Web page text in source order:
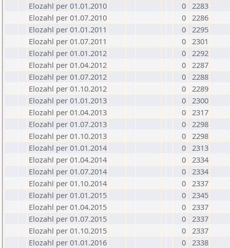
Elozahl per 01.01.2010
0 2283
Elozahl per 01.07.2010
0 2286
Elozahl per 01.01.2011
0 2295
Elozahl per 01.07.2011
0 2301
Elozahl per 01.01.2012
0 2292
Elozahl per 01.04.2012
0 2287
Elozahl per 01.07.2012
0 2288
Elozahl per 01.10.2012
0 2289
Elozahl per 01.01.2013
0 2300
Elozahl per 01.04.2013
0 2317
Elozahl per 01.07.2013
0 2298
Elozahl per 01.10.2013
0 2298
Elozahl per 01.01.2014
0 2313
Elozahl per 01.04.2014
0 2334
Elozahl per 01.07.2014
0 2334
Elozahl per 01.10.2014
0 2337
Elozahl per 01.01.2015
0 2345
Elozahl per 01.04.2015
0 2337
Elozahl per 01.07.2015
0 2337
Elozahl per 01.10.2015
0 2337
Elozahl per 01.01.2016
0 2338